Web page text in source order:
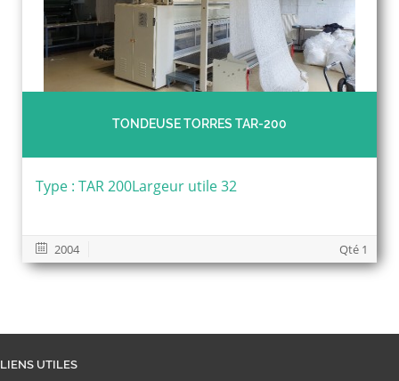
TONDEUSE TORRES TAR-200
Type : TAR 200Largeur utile 32
2004 Qté 1
LIENS UTILES